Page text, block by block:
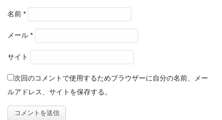
名前 *
メール *
サイト
次回のコメントで使用するためブラウザーに自分の名前、メー
ルアドレス、サイトを保存する。